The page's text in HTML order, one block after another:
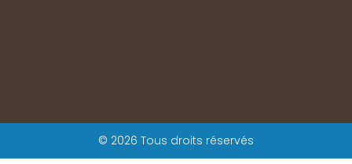
© 2026 Tous droits réservés